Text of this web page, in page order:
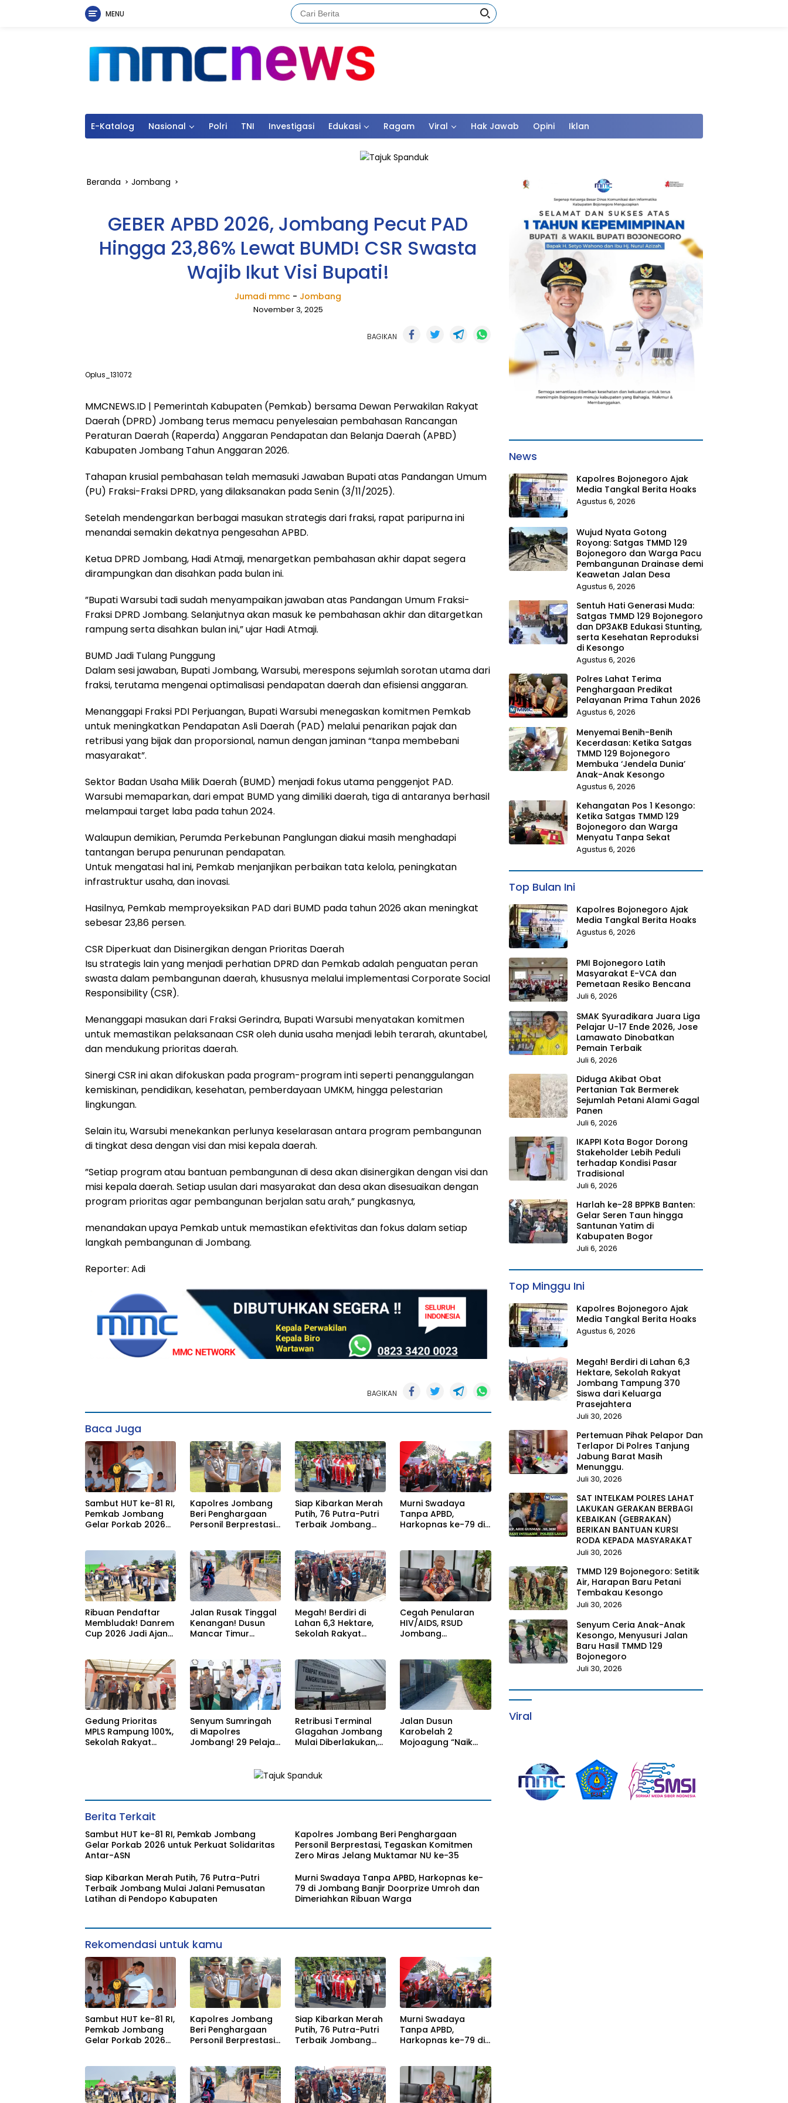
MENU
E-Katalog Nasional Polri TNI Investigasi Edukasi Ragam Viral Hak Jawab Opini Iklan
Beranda Jombang
GEBER APBD 2026, Jombang Pecut PAD
Hingga 23,86% Lewat BUMD! CSR Swasta
Wajib Ikut Visi Bupati!
Jumadi mmc - Jombang
November 3, 2025
BAGIKAN
Oplus_131072
MMCNEWS.ID | Pemerintah Kabupaten (Pemkab) bersama Dewan Perwakilan Rakyat
Daerah (DPRD) Jombang terus memacu penyelesaian pembahasan Rancangan
Peraturan Daerah (Raperda) Anggaran Pendapatan dan Belanja Daerah (APBD)
Kabupaten Jombang Tahun Anggaran 2026.
Tahapan krusial pembahasan telah memasuki Jawaban Bupati atas Pandangan Umum
(PU) Fraksi-Fraksi DPRD, yang dilaksanakan pada Senin (3/11/2025).
​Setelah mendengarkan berbagai masukan strategis dari fraksi, rapat paripurna ini
menandai semakin dekatnya pengesahan APBD.
Ketua DPRD Jombang, Hadi Atmaji, menargetkan pembahasan akhir dapat segera
dirampungkan dan disahkan pada bulan ini.
​”Bupati Warsubi tadi sudah menyampaikan jawaban atas Pandangan Umum Fraksi-
Fraksi DPRD Jombang. Selanjutnya akan masuk ke pembahasan akhir dan ditargetkan
rampung serta disahkan bulan ini,” ujar Hadi Atmaji.
​BUMD Jadi Tulang Punggung
​Dalam sesi jawaban, Bupati Jombang, Warsubi, merespons sejumlah sorotan utama dari
fraksi, terutama mengenai optimalisasi pendapatan daerah dan efisiensi anggaran.
​Menanggapi Fraksi PDI Perjuangan, Bupati Warsubi menegaskan komitmen Pemkab
untuk meningkatkan Pendapatan Asli Daerah (PAD) melalui penarikan pajak dan
retribusi yang bijak dan proporsional, namun dengan jaminan “tanpa membebani
masyarakat”.
​Sektor Badan Usaha Milik Daerah (BUMD) menjadi fokus utama penggenjot PAD.
Warsubi memaparkan, dari empat BUMD yang dimiliki daerah, tiga di antaranya berhasil
melampaui target laba pada tahun 2024.
Walaupun demikian, Perumda Perkebunan Panglungan diakui masih menghadapi
tantangan berupa penurunan pendapatan.
​Untuk mengatasi hal ini, Pemkab menjanjikan perbaikan tata kelola, peningkatan
infrastruktur usaha, dan inovasi.
Hasilnya, Pemkab memproyeksikan PAD dari BUMD pada tahun 2026 akan meningkat
sebesar 23,86 persen.
​CSR Diperkuat dan Disinergikan dengan Prioritas Daerah
​Isu strategis lain yang menjadi perhatian DPRD dan Pemkab adalah penguatan peran
swasta dalam pembangunan daerah, khususnya melalui implementasi Corporate Social
Responsibility (CSR).
​Menanggapi masukan dari Fraksi Gerindra, Bupati Warsubi menyatakan komitmen
untuk memastikan pelaksanaan CSR oleh dunia usaha menjadi lebih terarah, akuntabel,
dan mendukung prioritas daerah.
Sinergi CSR ini akan difokuskan pada program-program inti seperti penanggulangan
kemiskinan, pendidikan, kesehatan, pemberdayaan UMKM, hingga pelestarian
lingkungan.
​Selain itu, Warsubi menekankan perlunya keselarasan antara program pembangunan
di tingkat desa dengan visi dan misi kepala daerah.
​”Setiap program atau bantuan pembangunan di desa akan disinergikan dengan visi dan
misi kepala daerah. Setiap usulan dari masyarakat dan desa akan disesuaikan dengan
program prioritas agar pembangunan berjalan satu arah,” pungkasnya,
menandakan upaya Pemkab untuk memastikan efektivitas dan fokus dalam setiap
langkah pembangunan di Jombang.
Reporter: Adi
BAGIKAN
Baca Juga
Sambut HUT ke-81 RI,
Pemkab Jombang
Gelar Porkab 2026
ASN
Kapolres Jombang
Beri Penghargaan
Personil Berprestasi,
Muktamar NU ke-35
Siap Kibarkan Merah
Putih, 76 Putra-Putri
Terbaik Jombang
di Pendopo
Kabupaten
Murni Swadaya
Tanpa APBD,
Harkopnas ke-79 di
dan Dimeriahkan
Ribuan Warga
Ribuan Pendaftar
Membludak! Danrem
Cup 2026 Jadi Ajang
di Jombang
Jalan Rusak Tinggal
Kenangan! Dusun
Mancar Timur
Berkat Program
Mantra 2026
Megah! Berdiri di
Lahan 6,3 Hektare,
Sekolah Rakyat
Keluarga
Prasejahtera
Cegah Penularan
HIV/AIDS, RSUD
Jombang
Kesehatan Remaja
Gedung Prioritas
MPLS Rampung 100%,
Sekolah Rakyat
Senyum Sumringah
di Mapolres
Jombang! 29 Pelajar
Retribusi Terminal
Glagahan Jombang
Mulai Diberlakukan,
Jalan Dusun
Karobelah 2
Mojoagung “Naik
Berita Terkait
Sambut HUT ke-81 RI, Pemkab Jombang
Gelar Porkab 2026 untuk Perkuat Solidaritas
Antar-ASN
Kapolres Jombang Beri Penghargaan
Personil Berprestasi, Tegaskan Komitmen
Zero Miras Jelang Muktamar NU ke-35
Siap Kibarkan Merah Putih, 76 Putra-Putri
Terbaik Jombang Mulai Jalani Pemusatan
Latihan di Pendopo Kabupaten
Murni Swadaya Tanpa APBD, Harkopnas ke-
79 di Jombang Banjir Doorprize Umroh dan
Dimeriahkan Ribuan Warga
Rekomendasi untuk kamu
Sambut HUT ke-81 RI,
Pemkab Jombang
Gelar Porkab 2026
ASN
Kapolres Jombang
Beri Penghargaan
Personil Berprestasi,
Muktamar NU ke-35
Siap Kibarkan Merah
Putih, 76 Putra-Putri
Terbaik Jombang
di Pendopo
Kabupaten
Murni Swadaya
Tanpa APBD,
Harkopnas ke-79 di
dan Dimeriahkan
Ribuan Warga
News
Kapolres Bojonegoro Ajak
Media Tangkal Berita Hoaks
Agustus 6, 2026
Wujud Nyata Gotong
Royong: Satgas TMMD 129
Bojonegoro dan Warga Pacu
Pembangunan Drainase demi
Keawetan Jalan Desa
Agustus 6, 2026
Sentuh Hati Generasi Muda:
Satgas TMMD 129 Bojonegoro
dan DP3AKB Edukasi Stunting,
serta Kesehatan Reproduksi
di Kesongo
Agustus 6, 2026
Polres Lahat Terima
Penghargaan Predikat
Pelayanan Prima Tahun 2026
Agustus 6, 2026
Menyemai Benih-Benih
Kecerdasan: Ketika Satgas
TMMD 129 Bojonegoro
Membuka ‘Jendela Dunia’
Anak-Anak Kesongo
Agustus 6, 2026
Kehangatan Pos 1 Kesongo:
Ketika Satgas TMMD 129
Bojonegoro dan Warga
Menyatu Tanpa Sekat
Agustus 6, 2026
Top Bulan Ini
Kapolres Bojonegoro Ajak
Media Tangkal Berita Hoaks
Agustus 6, 2026
PMI Bojonegoro Latih
Masyarakat E-VCA dan
Pemetaan Resiko Bencana
Juli 6, 2026
SMAK Syuradikara Juara Liga
Pelajar U-17 Ende 2026, Jose
Lamawato Dinobatkan
Pemain Terbaik
Juli 6, 2026
Diduga Akibat Obat
Pertanian Tak Bermerek
Sejumlah Petani Alami Gagal
Panen
Juli 6, 2026
IKAPPI Kota Bogor Dorong
Stakeholder Lebih Peduli
terhadap Kondisi Pasar
Tradisional
Juli 6, 2026
Harlah ke-28 BPPKB Banten:
Gelar Seren Taun hingga
Santunan Yatim di
Kabupaten Bogor
Juli 6, 2026
Top Minggu Ini
Kapolres Bojonegoro Ajak
Media Tangkal Berita Hoaks
Agustus 6, 2026
Megah! Berdiri di Lahan 6,3
Hektare, Sekolah Rakyat
Jombang Tampung 370
Siswa dari Keluarga
Prasejahtera
Juli 30, 2026
Pertemuan Pihak Pelapor Dan
Terlapor Di Polres Tanjung
Jabung Barat Masih
Menunggu.
Juli 30, 2026
SAT INTELKAM POLRES LAHAT
LAKUKAN GERAKAN BERBAGI
KEBAIKAN (GEBRAKAN)
BERIKAN BANTUAN KURSI
RODA KEPADA MASYARAKAT
Juli 30, 2026
TMMD 129 Bojonegoro: Setitik
Air, Harapan Baru Petani
Tembakau Kesongo
Juli 30, 2026
Senyum Ceria Anak-Anak
Kesongo, Menyusuri Jalan
Baru Hasil TMMD 129
Bojonegoro
Juli 30, 2026
Viral